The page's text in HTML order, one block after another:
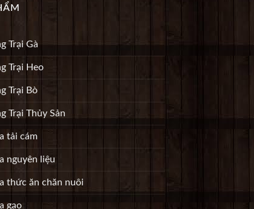
Trại Gà
Trại Heo
Trại Bò
Trại Thủy Sản
tải cám
nguyên liệu
thức ăn chăn nuôi
gạo